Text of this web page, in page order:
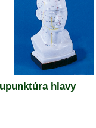
hlavy